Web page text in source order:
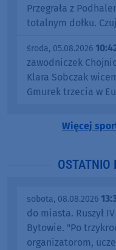
Przegrała z
totalnym dołku.
środa, 05.08.2026
zawodniczek
Klara Sobczak
Gmurek trzecia w
Więcej
OSTATNIO
sobota, 08.08.2026
do miasta. Ruszył
Bytowie. "Po
organizatorom,